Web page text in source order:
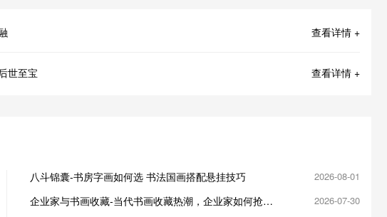
查看详情 +
查看详情 +
世至宝
八斗锦囊-书房字画如何选 书法国画搭配悬挂技巧 2026-08-01
企业家与书画收藏-当代书画收藏热潮，企业家如何抢占
2026-07-30